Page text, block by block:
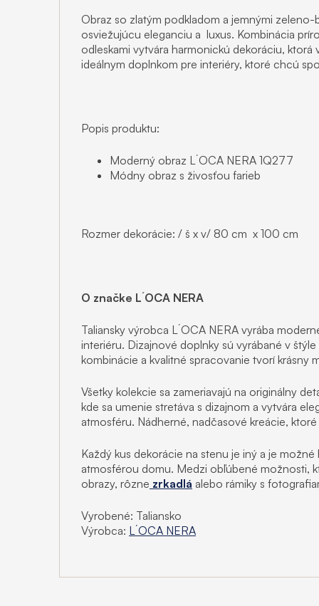
Obraz so zlatým podkladom a jemnými
osviežujúcu eleganciu a luxus. Kombinácia
odleskami vytvára harmonickú dekoráciu,
ideálnym doplnkom pre interiéry, ktoré chcú
Popis produktu:
Moderný obraz L´OCA NERA 1Q277
Módny obraz s živosťou farieb
Rozmer dekorácie: / š x v/ 80 cm x 100 cm
O značke L´OCA NERA
Taliansky výrobca L´OCA NERA vyrába
interiéru. Dizajnové doplnky sú vyrábané v
kombinácie a kvalitné spracovanie tvorí krásny
Všetky kolekcie sa zameriavajú na originálny
kde sa umenie stretáva s dizajnom a vytvára
atmosféru. Nádherné, nadčasové kreácie,
Každý kus dekorácie na stenu je iný a je
atmosférou domu. Medzi obľúbené možnosti,
obrazy, rôzne zrkadlá alebo rámiky s
Vyrobené: Taliansko
Výrobca: L´OCA NERA